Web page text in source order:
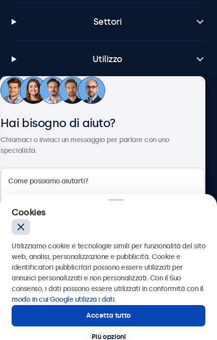
Settori
Utilizzo
Servizio Clienti
Italiano
Hai bisogno di aiuto?
Chiamaci o inviaci un messaggio per parlare con uno
specialista.
Inviare
Oppure chiamaci al
Contatta i nostri esperti
Cookies
Utilizziamo cookie e tecnologie simili per funzionalità del sito
web, analisi, personalizzazione e pubblicità. Cookie e
identificatori pubblicitari possono essere utilizzati per
annunci personalizzati e non personalizzati. Con il Suo
consenso, i dati possono essere utilizzati in conformità con il
modo in cui Google utilizza i dati.
Accetta tutto
Più opzioni